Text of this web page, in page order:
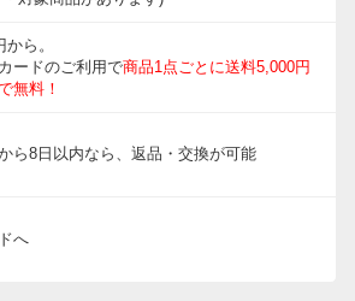
ら。
ードのご利用で商品1点ごとに送料5,000円
無料！
ら8日以内なら、返品・交換が可能
へ